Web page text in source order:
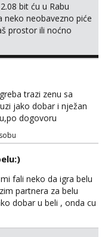
bit ću u Rabu
neko neobavezno piće
prostor ili noćno
trazi zenu sa
jako dobar i nježan
dogovoru
fali neko da igra belu
partnera za belu
dobar u beli , onda cu
na link ispod i nadji me